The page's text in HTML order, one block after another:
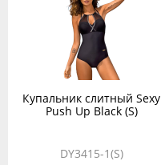
Купальник слитный Sexy
Push Up Black (S)
DY3415-1(S)